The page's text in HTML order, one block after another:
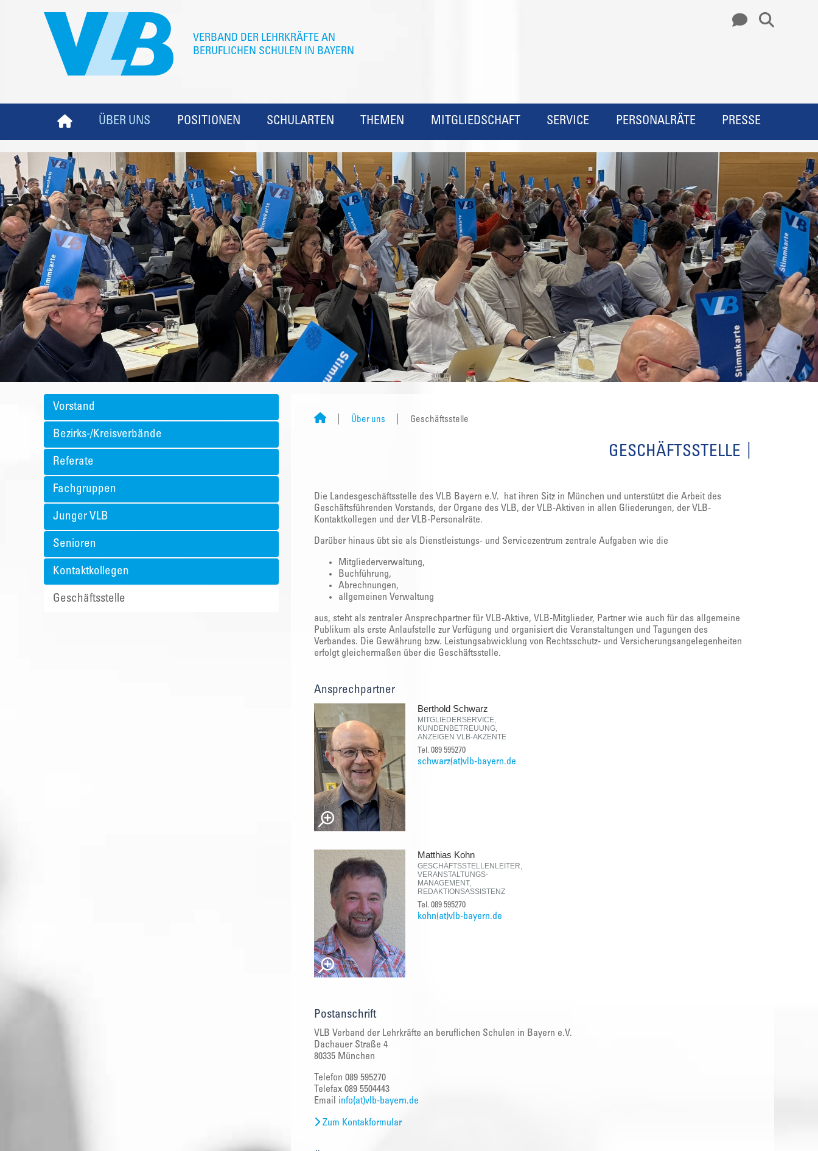
ÜBER UNS POSITIONEN SCHULARTEN THEMEN MITGLIEDSCHAFT SERVICE PERSONALRÄTE PRESSE
Vorstand
Bezirks-/Kreisverbände
Referate
Fachgruppen
Junger VLB
Senioren
Kontaktkollegen
Geschäftsstelle
Über uns Geschäftsstelle
GESCHÄFTSSTELLE
Die Landesgeschäftsstelle des VLB Bayern e.V. hat ihren Sitz in München und unterstützt die Arbeit des
Geschäftsführenden Vorstands, der Organe des VLB, der VLB-Aktiven in allen Gliederungen, der VLB-
Kontaktkollegen und der VLB-Personalräte.
Darüber hinaus übt sie als Dienstleistungs- und Servicezentrum zentrale Aufgaben wie die
Mitgliederverwaltung,
Buchführung,
Abrechnungen,
allgemeinen Verwaltung
aus, steht als zentraler Ansprechpartner für VLB-Aktive, VLB-Mitglieder, Partner wie auch für das allgemeine
Publikum als erste Anlaufstelle zur Verfügung und organisiert die Veranstaltungen und Tagungen des
Verbandes. Die Gewährung bzw. Leistungsabwicklung von Rechtsschutz- und Versicherungsangelegenheiten
erfolgt gleichermaßen über die Geschäftsstelle.
Ansprechpartner
Berthold Schwarz
MITGLIEDERSERVICE,
KUNDENBETREUUNG,
ANZEIGEN VLB-AKZENTE
Tel. 089 595270
schwarz(at)vlb-bayern.de
Matthias Kohn
GESCHÄFTSSTELLENLEITER,
VERANSTALTUNGS-
MANAGEMENT,
REDAKTIONSASSISTENZ
Tel. 089 595270
kohn(at)vlb-bayern.de
Postanschrift
VLB Verband der Lehrkräfte an beruflichen Schulen in Bayern e.V.
Dachauer Straße 4
80335 München
Telefon 089 595270
Telefax 089 5504443
Email info(at)vlb-bayern.de
Zum Kontakformular